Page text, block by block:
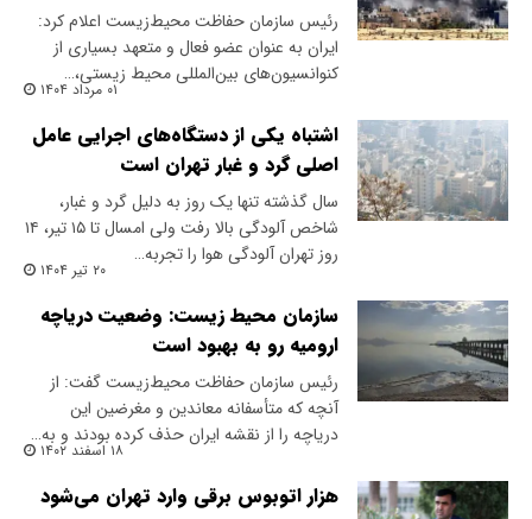
رئیس سازمان حفاظت محیط‌زیست اعلام کرد:
ایران به عنوان عضو فعال و متعهد بسیاری از
کنوانسیون‌های بین‌المللی محیط زیستی،…
۰۱ مرداد ۱۴۰۴
اشتباه یکی از دستگاه‌های اجرایی عامل
اصلی گرد و غبار تهران است
سال گذشته تنها یک روز به دلیل گرد و غبار،
شاخص آلودگی بالا رفت ولی امسال تا ۱۵ تیر، ۱۴
روز تهران آلودگی هوا را تجربه…
۲۰ تیر ۱۴۰۴
سازمان محیط زیست: وضعیت دریاچه
ارومیه رو به بهبود است
رئیس سازمان حفاظت محیط‌زیست گفت: از
آنچه که متأسفانه معاندین و مغرضین این
دریاچه را از نقشه ایران حذف کرده بودند و به…
۱۸ اسفند ۱۴۰۲
هزار اتوبوس برقی وارد تهران می‌شود